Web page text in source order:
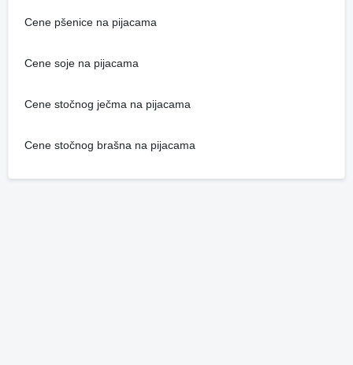
Cene pšenice na pijacama
Cene soje na pijacama
Cene stočnog ječma na pijacama
Cene stočnog brašna na pijacama